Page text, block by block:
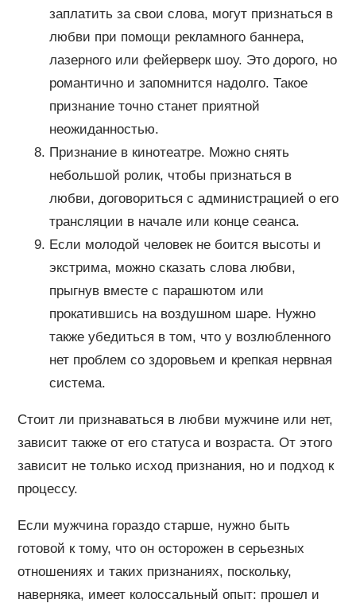
заплатить за свои слова, могут признаться в
любви при помощи рекламного баннера,
лазерного или фейерверк шоу. Это дорого, но
романтично и запомнится надолго. Такое
признание точно станет приятной
неожиданностью.
Признание в кинотеатре. Можно снять
небольшой ролик, чтобы признаться в
любви, договориться с администрацией о его
трансляции в начале или конце сеанса.
Если молодой человек не боится высоты и
экстрима, можно сказать слова любви,
прыгнув вместе с парашютом или
прокатившись на воздушном шаре. Нужно
также убедиться в том, что у возлюбленного
нет проблем со здоровьем и крепкая нервная
система.
Стоит ли признаваться в любви мужчине или нет,
зависит также от его статуса и возраста. От этого
зависит не только исход признания, но и подход к
процессу.
Если мужчина гораздо старше, нужно быть
готовой к тому, что он осторожен в серьезных
отношениях и таких признаниях, поскольку,
наверняка, имеет колоссальный опыт: прошел и